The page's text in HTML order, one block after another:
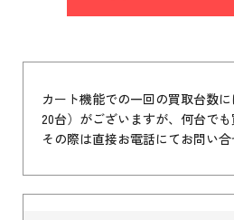
カート機能での一回の買取台数
20台）がございますが、何台でも
その際は直接お電話にてお問い合